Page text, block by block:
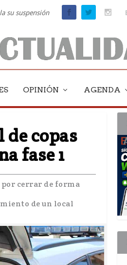
su suspensión
OPINIÓN AGENDA
copas
fase 1
por cerrar de forma
de un local